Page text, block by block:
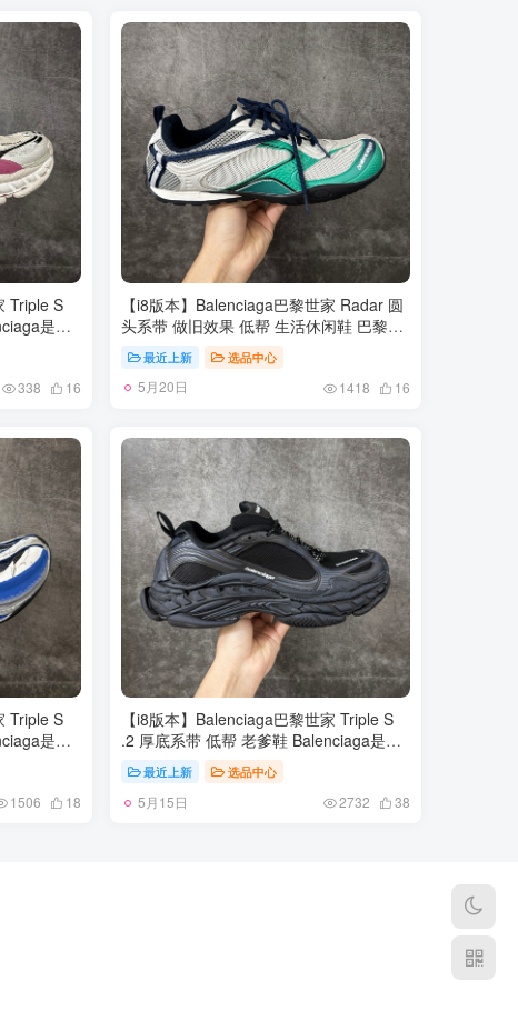
Triple S
是由
计师
品牌创立
直以时
，品牌的
着人气
霸屏各
36 37 38
338 16
【i8版本】Balenciaga巴黎世家 Radar 圆
头系带 做旧效果 低帮 生活休闲鞋 巴黎世
家25代 轻薄款经典黑出货 这个非常适合
春夏季 很薄很轻 摆脱了巴黎世家往昔那种
笨重的观念 尺码：35-46
最近上新 选品中心
5月20日 1418 16
Triple S
是由
计师
品牌创立
直以时
1506 18
【i8版本】Balenciaga巴黎世家 Triple S
.2 厚底系带 低帮 老爹鞋 Balenciaga是由
被誉为代表二十世纪的伟大天才设计师
CristobalBalenciaga 创立的，在品牌创立
的大半个世纪以来，巴黎世家一直以时
最近上新 选品中心
5月15日 2732 38